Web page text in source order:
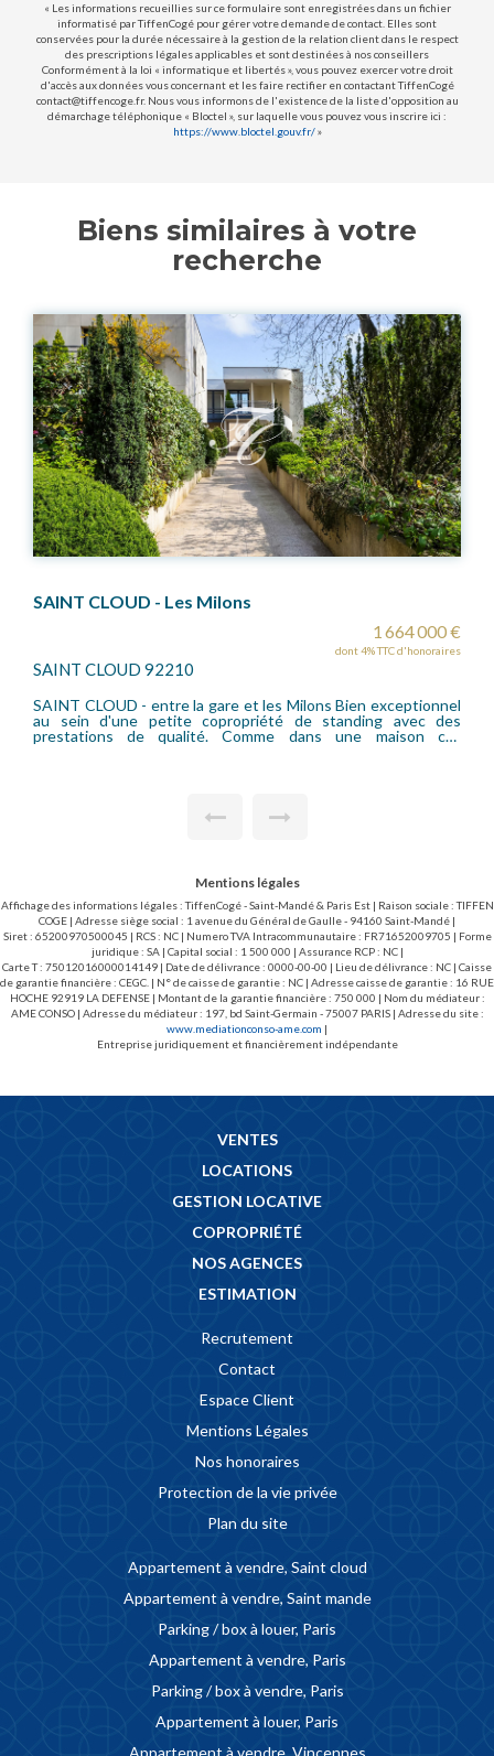
« Les informations recueillies sur ce formulaire sont enregistrées dans un fichier
informatisé par TiffenCogé pour gérer votre demande de contact. Elles sont
conservées pour la durée nécessaire à la gestion de la relation client dans le respect
des prescriptions légales applicables et sont destinées à nos conseillers
Conformément à la loi « informatique et libertés », vous pouvez exercer votre droit
d'accès aux données vous concernant et les faire rectifier en contactant TiffenCogé
contact@tiffencoge.fr. Nous vous informons de l'existence de la liste d'opposition au
démarchage téléphonique « Bloctel », sur laquelle vous pouvez vous inscrire ici :
https://www.bloctel.gouv.fr/»
Biens similaires à votre
recherche
75017 Paris -Chambre
84 800 €
dont 6% TTC d'honoraires
PARIS 75017
À proximité immédiate de la station Pont Cardinet, au sein
d'un bel immeuble ancien bien entretenu, nous vous
proposons une studette de 8,06 m² (20,97 m³) située au 6ème
Idéal pour un investissement, un pied-à-terre ou une première
Mentions légales
Affichage des informations légales : TiffenCogé - Saint-Mandé & Paris Est | Raison sociale : TIFFEN
COGE | Adresse siège social : 1 avenue du Général de Gaulle - 94160 Saint-Mandé |
Siret : 65200970500045 | RCS : NC | Numero TVA Intracommunautaire : FR71652009705 | Forme
juridique : SA | Capital social : 1 500 000 | Assurance RCP : NC |
Carte T : 75012016000014149 | Date de délivrance : 0000-00-00 | Lieu de délivrance : NC | Caisse
de garantie financière : CEGC. | N° de caisse de garantie : NC | Adresse caisse de garantie : 16 RUE
HOCHE 92919 LA DEFENSE | Montant de la garantie financière : 750 000 | Nom du médiateur :
AME CONSO | Adresse du médiateur : 197, bd Saint-Germain - 75007 PARIS | Adresse du site :
www.mediationconso-ame.com |
Entreprise juridiquement et financièrement indépendante
VENTES
LOCATIONS
GESTION LOCATIVE
COPROPRIÉTÉ
NOS AGENCES
ESTIMATION
Recrutement
Contact
Espace Client
Mentions Légales
Nos honoraires
Protection de la vie privée
Plan du site
Appartement à vendre, Saint cloud
Appartement à vendre, Saint mande
Parking / box à louer, Paris
Appartement à vendre, Paris
Parking / box à vendre, Paris
Appartement à louer, Paris